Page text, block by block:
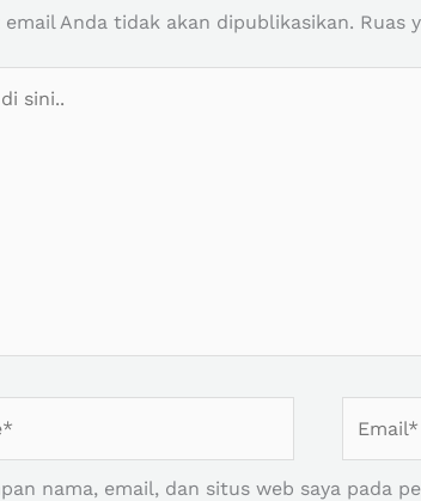
Anda tidak akan dipublikasikan. Ruas
nama, email, dan situs web saya pada